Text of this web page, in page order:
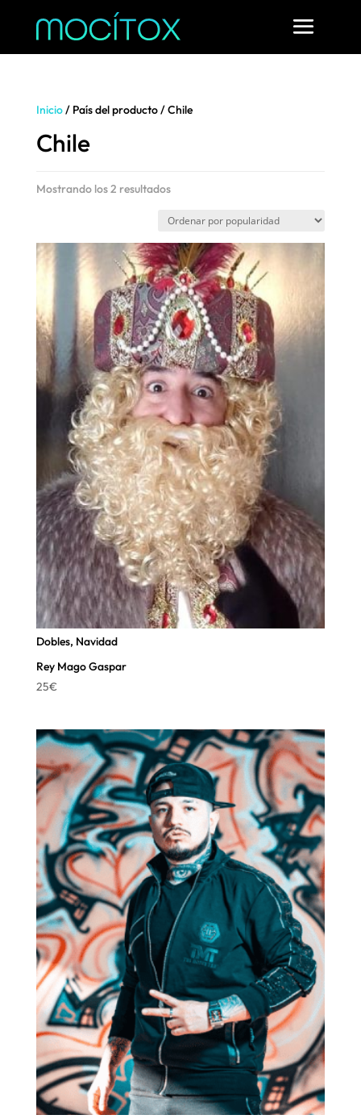
Inicio/ País del producto / Chile
Chile
Mostrando los 2 resultadosOrdenado
popularidad
Dobles, Navidad
Rey Mago Gaspar
25€